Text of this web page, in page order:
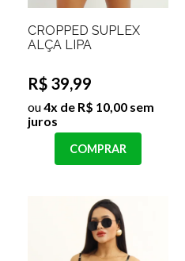
CROPPED SUPLEX
ALÇA LIPA
R$ 39,99
ou4x de R$ 10,00 sem
juros
COMPRAR